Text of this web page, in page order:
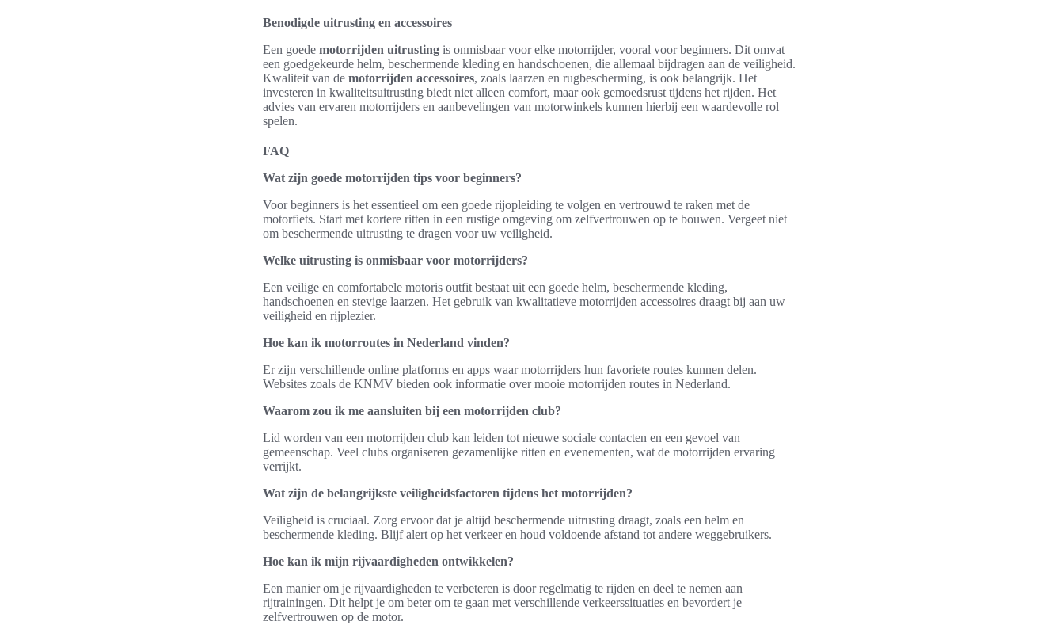
Benodigde uitrusting en accessoires
Een goede motorrijden uitrusting is onmisbaar voor elke motorrijder, vooral voor beginners. Dit omvat
een goedgekeurde helm, beschermende kleding en handschoenen, die allemaal bijdragen aan de veiligheid.
Kwaliteit van de motorrijden accessoires, zoals laarzen en rugbescherming, is ook belangrijk. Het
investeren in kwaliteitsuitrusting biedt niet alleen comfort, maar ook gemoedsrust tijdens het rijden. Het
advies van ervaren motorrijders en aanbevelingen van motorwinkels kunnen hierbij een waardevolle rol
spelen.
FAQ
Wat zijn goede motorrijden tips voor beginners?
Voor beginners is het essentieel om een goede rijopleiding te volgen en vertrouwd te raken met de
motorfiets. Start met kortere ritten in een rustige omgeving om zelfvertrouwen op te bouwen. Vergeet niet
om beschermende uitrusting te dragen voor uw veiligheid.
Welke uitrusting is onmisbaar voor motorrijders?
Een veilige en comfortabele motoris outfit bestaat uit een goede helm, beschermende kleding,
handschoenen en stevige laarzen. Het gebruik van kwalitatieve motorrijden accessoires draagt bij aan uw
veiligheid en rijplezier.
Hoe kan ik motorroutes in Nederland vinden?
Er zijn verschillende online platforms en apps waar motorrijders hun favoriete routes kunnen delen.
Websites zoals de KNMV bieden ook informatie over mooie motorrijden routes in Nederland.
Waarom zou ik me aansluiten bij een motorrijden club?
Lid worden van een motorrijden club kan leiden tot nieuwe sociale contacten en een gevoel van
gemeenschap. Veel clubs organiseren gezamenlijke ritten en evenementen, wat de motorrijden ervaring
verrijkt.
Wat zijn de belangrijkste veiligheidsfactoren tijdens het motorrijden?
Veiligheid is cruciaal. Zorg ervoor dat je altijd beschermende uitrusting draagt, zoals een helm en
beschermende kleding. Blijf alert op het verkeer en houd voldoende afstand tot andere weggebruikers.
Hoe kan ik mijn rijvaardigheden ontwikkelen?
Een manier om je rijvaardigheden te verbeteren is door regelmatig te rijden en deel te nemen aan
rijtrainingen. Dit helpt je om beter om te gaan met verschillende verkeerssituaties en bevordert je
zelfvertrouwen op de motor.